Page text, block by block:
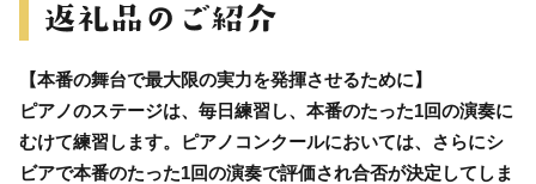
【本番の舞台で最大限の実力を発揮させるために】
ピアノのステージは、毎日練習し、本番のたった1回の演奏に
むけて練習します。ピアノコンクールにおいては、さらにシ
ビアで本番のたった1回の演奏で評価され合否が決定してしま